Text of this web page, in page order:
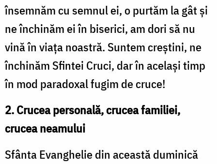
însemnăm cu semnul ei, o purtăm la gât și
ne închinăm ei în biserici, am dori să nu
vină în viața noastră. Suntem creștini, ne
închinăm Sfintei Cruci, dar în același timp
în mod paradoxal fugim de cruce!
2. Crucea personală, crucea familiei,
crucea neamului
Sfânta Evanghelie din această duminică